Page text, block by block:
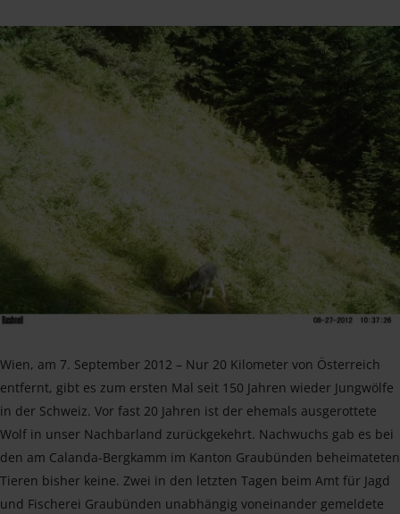
Wien, am 7. September 2012 – Nur 20 Kilometer von Österreich
entfernt, gibt es zum ersten Mal seit 150 Jahren wieder Jungwölfe
in der Schweiz. Vor fast 20 Jahren ist der ehemals ausgerottete
Wolf in unser Nachbarland zurückgekehrt. Nachwuchs gab es bei
den am Calanda-Bergkamm im Kanton Graubünden beheimateten
Tieren bisher keine. Zwei in den letzten Tagen beim Amt für Jagd
und Fischerei Graubünden unabhängig voneinander gemeldete